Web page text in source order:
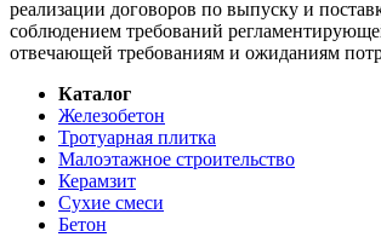
реализации договоров по выпуску и
соблюдением требований
отвечающей требованиям и ожиданиям
Каталог
Железобетон
Тротуарная плитка
Малоэтажное строительство
Керамзит
Сухие смеси
Бетон